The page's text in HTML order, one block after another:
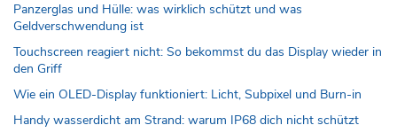
Panzerglas und Hülle: was wirklich schützt und was
Geldverschwendung ist
Touchscreen reagiert nicht: So bekommst du das Display wieder in
den Griff
Wie ein OLED-Display funktioniert: Licht, Subpixel und Burn-in
Handy wasserdicht am Strand: warum IP68 dich nicht schützt